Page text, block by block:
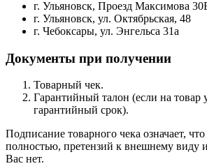
г. Ульяновск, Проезд Максимова
г. Ульяновск, ул. Октябрьская, 48
г. Чебоксары, ул. Энгельса 31а
Документы при получении
Товарный чек.
Гарантийный талон (если на товар
гарантийный срок).
Подписание товарного чека означает,
полностью, претензий к внешнему виду
Вас нет.